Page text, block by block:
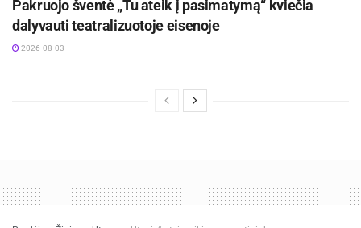
Pakruojo šventė „Tu ateik į pasimatymą“ kviečia
dalyvauti teatralizuotoje eisenoje
2026-08-03